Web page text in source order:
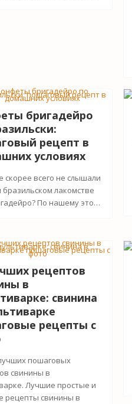
бригадейро
рецепт в
условиях
скорее всего не слышали
бразильском лакомстве
По нашему это…
рецептов
в
cвинина
рецепты с
пошаговых
свинины в
Лучшие простые и
рецепты свинины в